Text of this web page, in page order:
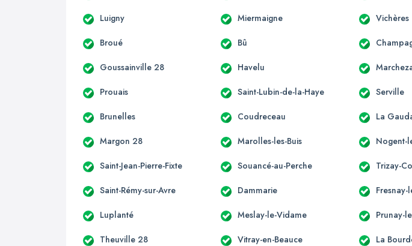
Luigny Miermaigne Vichères
Broué Bû
Goussainville 28 Havelu
Prouais Saint-Lubin-de-la-Haye Serville
Brunelles Coudreceau La
Margon 28 Marolles-les-Buis Nogent-
Saint-Jean-Pierre-Fixte Souancé-au-Perche Trizay-
Saint-Rémy-sur-Avre Dammarie Fresnay-
Luplanté Meslay-le-Vidame Prunay-
Theuville 28 Vitray-en-Beauce La